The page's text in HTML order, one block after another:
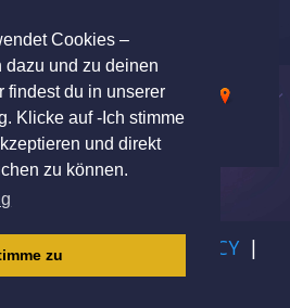
Cookies –
dazu und zu deinen
findest du in unserer
Klicke auf -Ich stimme
und direkt
zu können.
zu
Female
27 y.o.
Schwandorf, Germany
OF USE PRIVACY POLICY |